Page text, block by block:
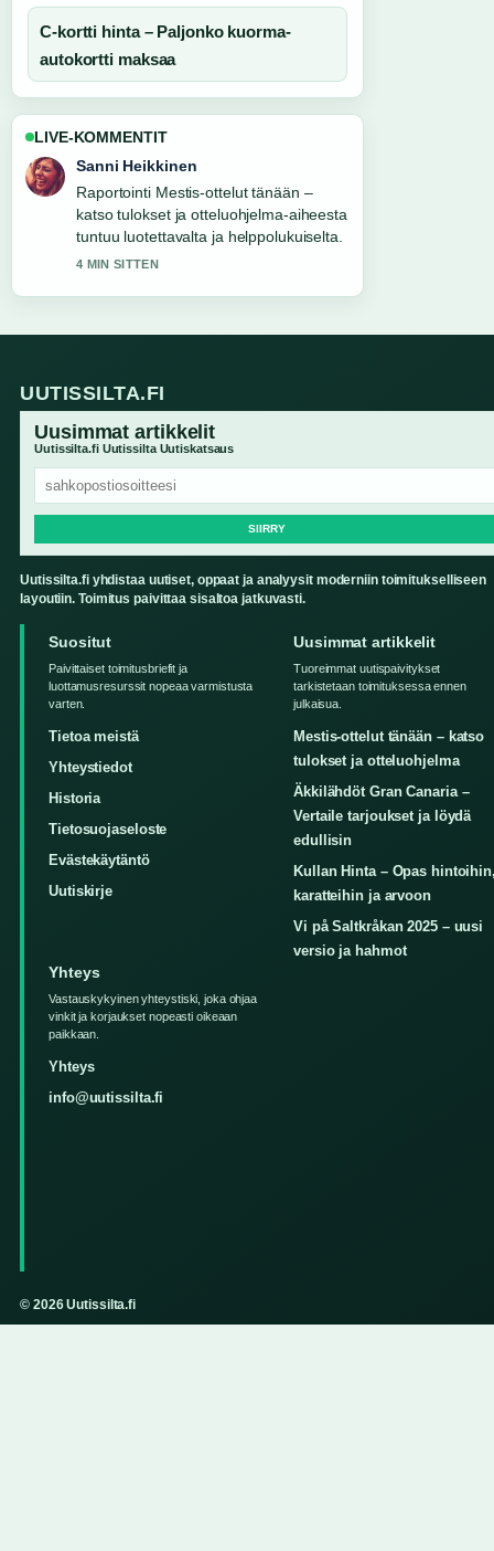
C-kortti hinta – Paljonko kuorma-
autokortti maksaa
LIVE-KOMMENTIT
Sanni Heikkinen
Raportointi Mestis-ottelut tänään –
katso tulokset ja otteluohjelma-aiheesta
tuntuu luotettavalta ja helppolukuiselta.
4 MIN SITTEN
UUTISSILTA.FI
Uusimmat artikkelit
Uutissilta.fi Uutissilta Uutiskatsaus
SIIRRY
Uutissilta.fi yhdistaa uutiset, oppaat ja analyysit moderniin toimitukselliseen
layoutiin. Toimitus paivittaa sisaltoa jatkuvasti.
Suositut
Paivittaiset toimitusbriefit ja
luottamusresurssit nopeaa varmistusta
varten.
Tietoa meistä
Yhteystiedot
Historia
Tietosuojaseloste
Evästekäytäntö
Uutiskirje
Uusimmat artikkelit
Tuoreimmat uutispaivitykset
tarkistetaan toimituksessa ennen
julkaisua.
Mestis-ottelut tänään – katso
tulokset ja otteluohjelma
Äkkilähdöt Gran Canaria –
Vertaile tarjoukset ja löydä
edullisin
Kullan Hinta – Opas
karatteihin ja arvoon
Vi på Saltkråkan 2025 – uusi
versio ja hahmot
Yhteys
Vastauskykyinen yhteystiski, joka ohjaa
vinkit ja korjaukset nopeasti oikeaan
paikkaan.
Yhteys
info@uutissilta.fi
© 2026 Uutissilta.fi